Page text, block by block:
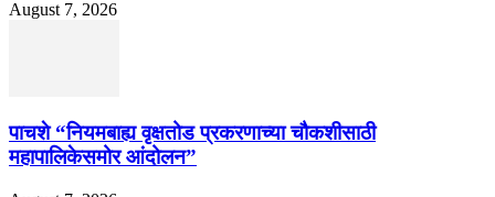
August 7, 2026
पाचशे “नियमबाह्य वृक्षतोड प्रकरणाच्या चौकशीसाठी
महापालिकेसमोर आंदोलन”